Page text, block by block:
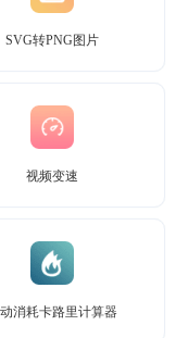
SVG转PNG图片
视频变速
消耗卡路里计算器